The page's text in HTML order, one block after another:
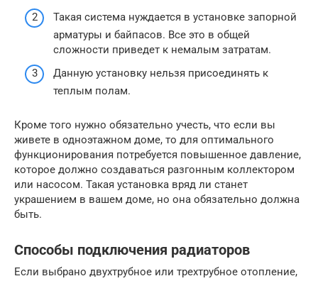
Такая система нуждается в установке запорной
арматуры и байпасов. Все это в общей
сложности приведет к немалым затратам.
Данную установку нельзя присоединять к
теплым полам.
Кроме того нужно обязательно учесть, что если вы
живете в одноэтажном доме, то для оптимального
функционирования потребуется повышенное давление,
которое должно создаваться разгонным коллектором
или насосом. Такая установка вряд ли станет
украшением в вашем доме, но она обязательно должна
быть.
Способы подключения радиаторов
Если выбрано двухтрубное или трехтрубное отопление,